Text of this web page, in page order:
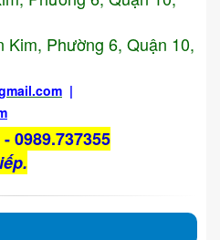
Kim, Phường 6, Quận 10,
|
0989.737355